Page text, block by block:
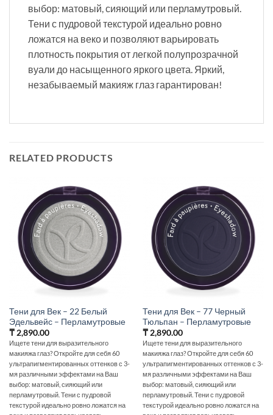
выбор: матовый, сияющий или перламутровый.
Тени с пудровой текстурой идеально ровно
ложатся на веко и позволяют варьировать
плотность покрытия от легкой полупрозрачной
вуали до насыщенного яркого цвета. Яркий,
незабываемый макияж глаз гарантирован!
RELATED PRODUCTS
Тени для Век – 22 Белый
Эдельвейс – Перламутровые
₸2,890.00
Ищете тени для выразительного
макияжа глаз? Откройте для себя 60
ультрапигментированных оттенков с 3-
мя различными эффектами на Ваш
выбор: матовый, сияющий или
перламутровый. Тени с пудровой
текстурой идеально ровно ложатся на
Тени для Век – 77 Черный
Тюльпан – Перламутровые
₸2,890.00
Ищете тени для выразительного
макияжа глаз? Откройте для себя 60
ультрапигментированных оттенков с 3-
мя различными эффектами на Ваш
выбор: матовый, сияющий или
перламутровый. Тени с пудровой
текстурой идеально ровно ложатся на